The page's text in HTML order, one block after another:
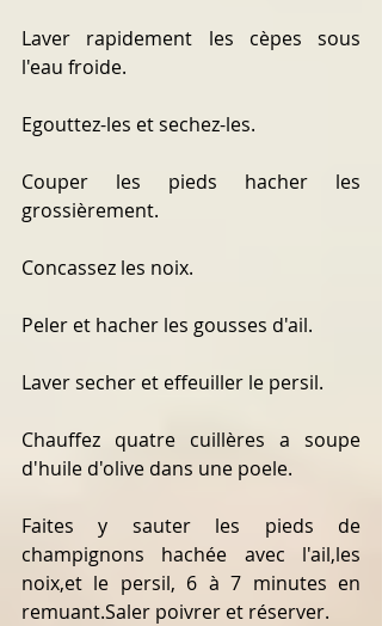
Laver rapidement les cèpes sous
l'eau froide.
Egouttez-les et sechez-les.
Couper les pieds hacher les
grossièrement.
Concassez les noix.
Peler et hacher les gousses d'ail.
Laver secher et effeuiller le persil.
Chauffez quatre cuillères a soupe
d'huile d'olive dans une poele.
Faites y sauter les pieds de
champignons hachée avec l'ail,les
noix,et le persil, 6 à 7 minutes en
remuant.Saler poivrer et réserver.